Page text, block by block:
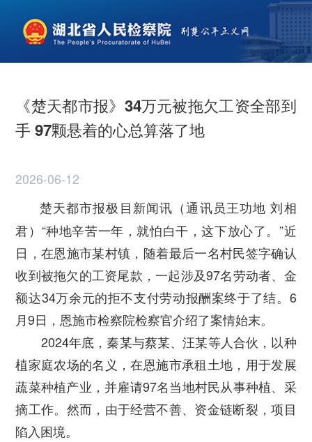
《楚天都市报》34万元被拖欠工资全部到
手 97颗悬着的心总算落了地
2026-06-12
楚天都市报极目新闻讯（通讯员王功地 刘相
君）“种地辛苦一年，就怕白干，这下放心了。”近
日，在恩施市某村镇，随着最后一名村民签字确认
收到被拖欠的工资尾款，一起涉及97名劳动者、金
额达34万余元的拒不支付劳动报酬案终于了结。6
月9日，恩施市检察院检察官介绍了案情始末。
2024年底，秦某与蔡某、汪某等人合伙，以种
植家庭农场的名义，在恩施市承租土地，用于发展
蔬菜种植产业，并雇请97名当地村民从事种植、采
摘工作。然而，由于经营不善、资金链断裂，项目
陷入困境。